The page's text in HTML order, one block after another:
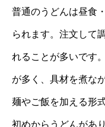
普通のうどんは昼食
られます。注文して
れることが多いです
が多く、具材を煮な
麺やご飯を加える形
初めからうどんがあ